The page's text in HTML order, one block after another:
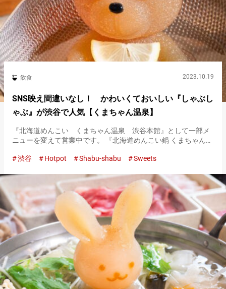
飲食 2023.10.19
SNS映え間違いなし！ かわいくておいしい『しゃぶし
ゃぶ』が渋谷で人気【くまちゃん温泉】
『北海道めんこい くまちゃん温泉 渋谷本館』として一部メ
ニューを変えて営業中です。 『北海道めんこい鍋 くまちゃん温
で誕生した一人鍋専門店。 食物繊維入りのコラーゲンで固めた
渋谷 Hotpot Shabu-shabu Sweets